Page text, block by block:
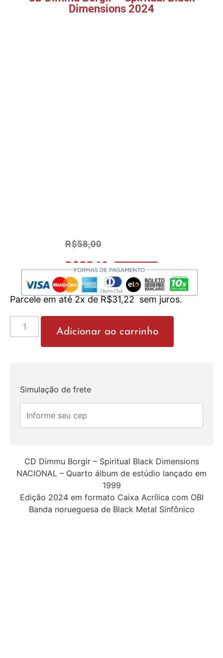
Dimensions 2024
R$58,00
R$55,10 No Pix 5% OFF
Parcele em até 2x deR$31,22 sem juros.
Adicionar ao carrinho
Simulação de frete
CD Dimmu Borgir – Spiritual Black Dimensions
NACIONAL – Quarto álbum de estúdio lançado em
1999
Edição 2024 em formato Caixa Acrílica com OBI
Banda norueguesa de Black Metal Sinfônico